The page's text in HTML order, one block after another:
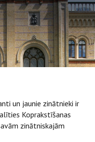
un jaunie zinātnieki ir
Koprakstīšanas
zinātniskajām